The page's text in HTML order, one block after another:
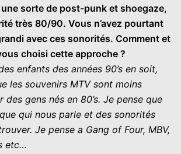
sorte de post-punk et shoegaze,
très 80/90. Vous n’avez pourtant
avec ces sonorités. Comment et
choisi cette approche ?
enfants des années 90’s en soit,
les souvenirs MTV sont moins
gens nés en 80’s. Je pense que
qui nous parle et des sonorités
Je pense a Gang of Four, MBV,
etc…